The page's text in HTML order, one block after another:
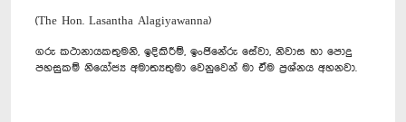
(The Hon. Lasantha Alagiyawanna)
ගරු කථානායකතුමනි, ඉදිකිරීම්, ඉංජිනේරු සේවා, නිවාස හා පොදු
පහසුකම් නියෝජ්‍ය අමාත්‍යතුමා වෙනුවෙන් මා ඒම ප්‍රශ්නය අහනවා.